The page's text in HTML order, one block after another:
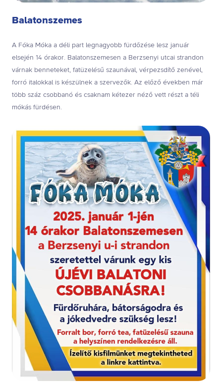
Balatonszemes
A Fóka Móka a déli part legnagyobb fürdőzése lesz január
elsején 14 órakor. Balatonszemesen a Berzsenyi utcai strandon
várnak benneteket, fatüzelésű szaunával, vérpezsdítő zenével,
forró italokkal is készülnek a szervezők. Az előző években már
több száz csobbanó és csaknam kétezer néző vett részt a téli
mókás fürdésen.